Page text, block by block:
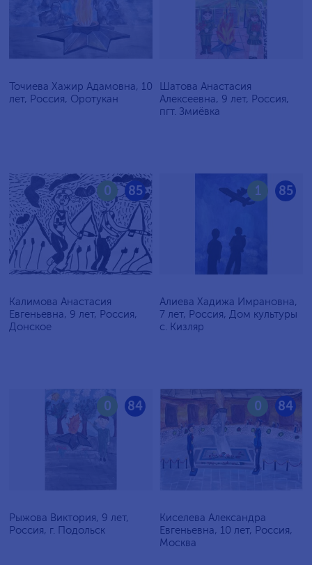
Точиева Хажир Адамовна, 10
лет, Россия, Оротукан
Шатова Анастасия
Алексеевна, 9 лет, Россия,
пгт. Змиёвка
85
0
Калимова Анастасия
Евгеньевна, 9 лет, Россия,
Донское
85
1
Алиева Хадижа Имрановна,
7 лет, Россия, Дом культуры
с. Кизляр
84
0
Рыжова Виктория, 9 лет,
Россия, г. Подольск
84
0
Киселева Александра
Евгеньевна, 10 лет, Россия,
Москва